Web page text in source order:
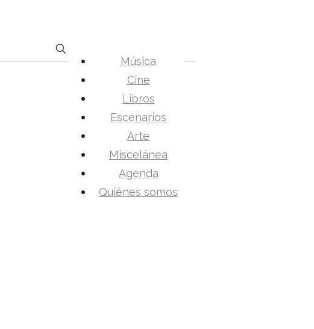
Música
Cine
Libros
Escenarios
Arte
Miscelánea
Agenda
Quiénes somos